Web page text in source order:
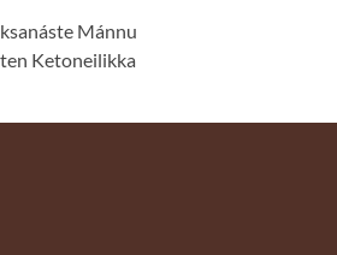
Mánnu
Ketoneilikka